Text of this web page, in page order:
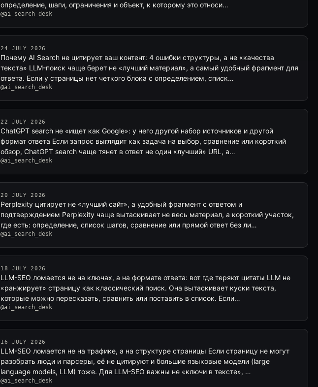
определение, шаги, ограничения и объект, к которому это относи…
@ai_search_desk
24 JULY 2026
Почему AI Search не цитирует ваш контент: 4 ошибки структуры, а не «качества
текста» LLM-поиск чаще берет не «лучший материал», а самый удобный фрагмент для
ответа. Если у страницы нет четкого блока с определением, списк…
@ai_search_desk
22 JULY 2026
ChatGPT search не «ищет как Google»: у него другой набор источников и другой
формат ответа Если запрос выглядит как задача на выбор, сравнение или короткий
обзор, ChatGPT search чаще тянет в ответ не один «лучший» URL, а…
@ai_search_desk
20 JULY 2026
Perplexity цитирует не «лучший сайт», а удобный фрагмент с ответом и
подтверждением Perplexity чаще вытаскивает не весь материал, а короткий участок,
где есть: определение, список шагов, сравнение или прямой ответ без ли…
@ai_search_desk
18 JULY 2026
LLM-SEO ломается не на ключах, а на формате ответа: вот где теряют цитаты LLM не
«ранжирует» страницу как классический поиск. Она вытаскивает куски текста,
которые можно пересказать, сравнить или поставить в список. Если…
@ai_search_desk
16 JULY 2026
LLM-SEO ломается не на трафике, а на структуре страницы Если страницу не могут
разобрать люди и парсеры, её не цитируют и большие языковые модели (large
language models, LLM) тоже. Для LLM-SEO важны не «ключи в тексте», …
@ai_search_desk